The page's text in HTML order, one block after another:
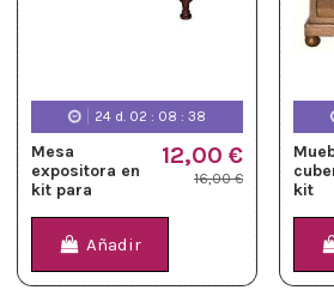
24 d. 02 : 08 :37
Mesa
expositora en
kit para
12,00 €
16,00 €
Añadir
kit